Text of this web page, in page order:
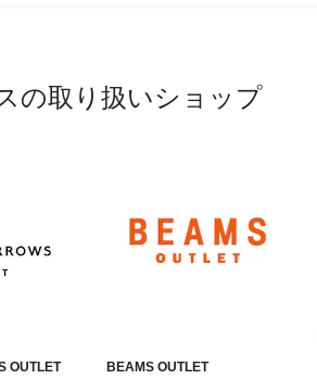
の取り扱いショップ
OUTLET BEAMS OUTLET